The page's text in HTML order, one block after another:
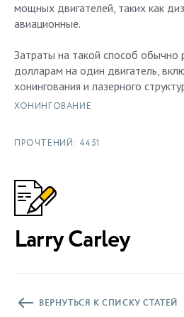
мощных двигателей, таких как
авиационные.
Затраты на такой способ обычно
долларам на один двигатель,
хонингования и лазерного
ХОНИНГОВАНИЕ
ПРОЧТЕНИЙ: 4451
Larry Carley
ВЕРНУТЬСЯ К СПИСКУ СТАТЕЙ